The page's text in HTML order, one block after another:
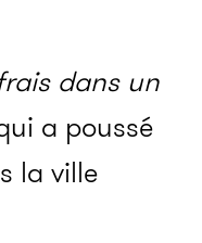
dans un
a poussé
la ville